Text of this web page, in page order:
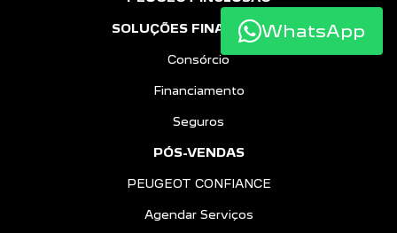
SOLUÇÕES FINANCEIRAS
Consórcio
Financiamento
Seguros
PÓS-VENDAS
PEUGEOT CONFIANCE
Agendar Serviços
WhatsApp